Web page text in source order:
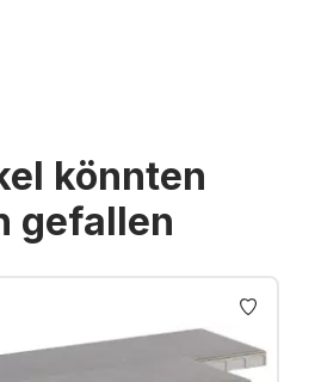
könnten
gefallen